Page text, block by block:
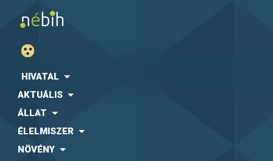
HIVATAL
AKTUÁLIS
ÁLLAT
ÉLELMISZER
NÖVÉNY